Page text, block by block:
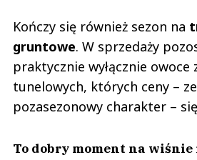
Kończy się również sezon na
gruntowe. W sprzedaży
praktycznie wyłącznie owoce
tunelowych, których ceny –
pozasezonowy charakter –
To dobry moment na